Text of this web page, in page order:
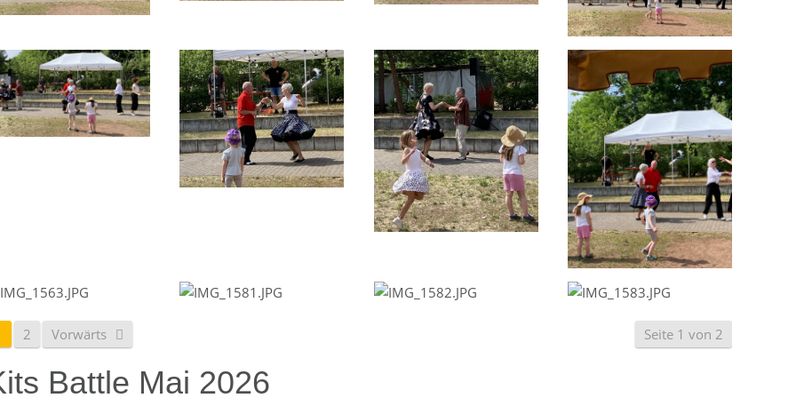
Seite 1 von 2
2 Vorwärts
Battle Mai 2026